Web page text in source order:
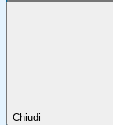
Chiudi